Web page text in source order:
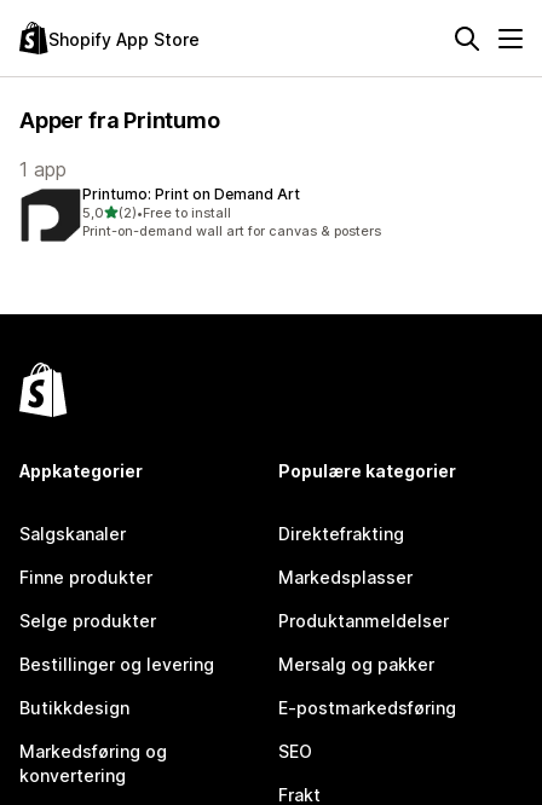
Shopify App Store
Apper fra Printumo
1 app
Printumo: Print on Demand Art
5,0av 5 stjerner
(2)
Totalt 2 omtaler
•Free to install
Print-on-demand wall art for canvas & posters
Appkategorier
Salgskanaler
Finne produkter
Selge produkter
Bestillinger og levering
Butikkdesign
Markedsføring og
konvertering
Populære kategorier
Direktefrakting
Markedsplasser
Produktanmeldelser
Mersalg og pakker
E-postmarkedsføring
SEO
Frakt